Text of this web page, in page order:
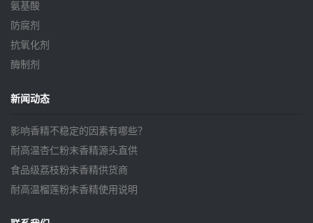
氨基酸
防腐剂
抗氧化剂
酶制剂
新闻动态
影响香精不稳定的因素有哪些？
耐高温杏仁粉末香精源头直供
食品级荔枝粉末香精供货商
耐高温榴莲粉末香精使用说明